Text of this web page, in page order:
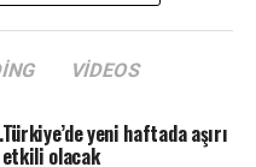
VIDEOS
yeni haftada aşırı
etkili olacak